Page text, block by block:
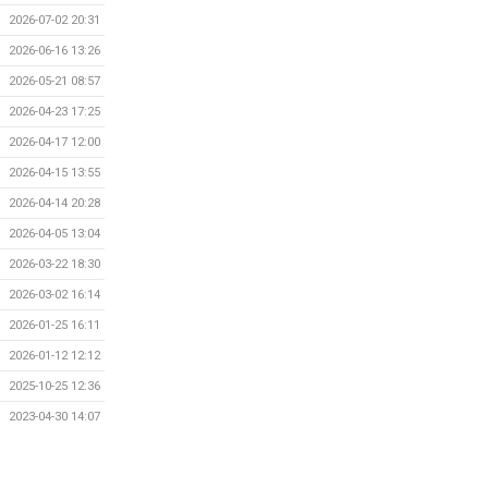
2026-07-02 20:31
2026-06-16 13:26
2026-05-21 08:57
2026-04-23 17:25
2026-04-17 12:00
2026-04-15 13:55
2026-04-14 20:28
2026-04-05 13:04
2026-03-22 18:30
2026-03-02 16:14
2026-01-25 16:11
2026-01-12 12:12
2025-10-25 12:36
2023-04-30 14:07